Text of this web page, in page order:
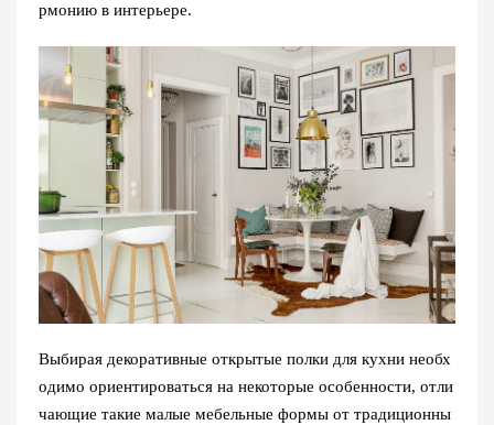
рмонию в интерьере.
Выбирая декоративные открытые полки для кухни необх
одимо ориентироваться на некоторые особенности, отли
чающие такие малые мебельные формы от традиционны